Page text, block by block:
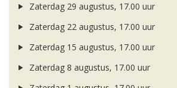
Zaterdag 29 augustus, 17.00 uur
Zaterdag 22 augustus, 17.00 uur
Zaterdag 15 augustus, 17.00 uur
Zaterdag 8 augustus, 17.00 uur